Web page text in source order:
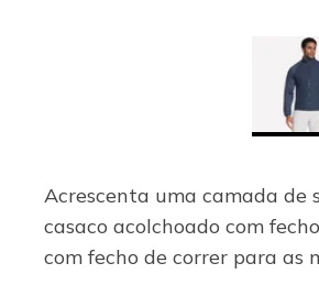
Acrescenta uma camada de
casaco acolchoado com
com fecho de correr para as